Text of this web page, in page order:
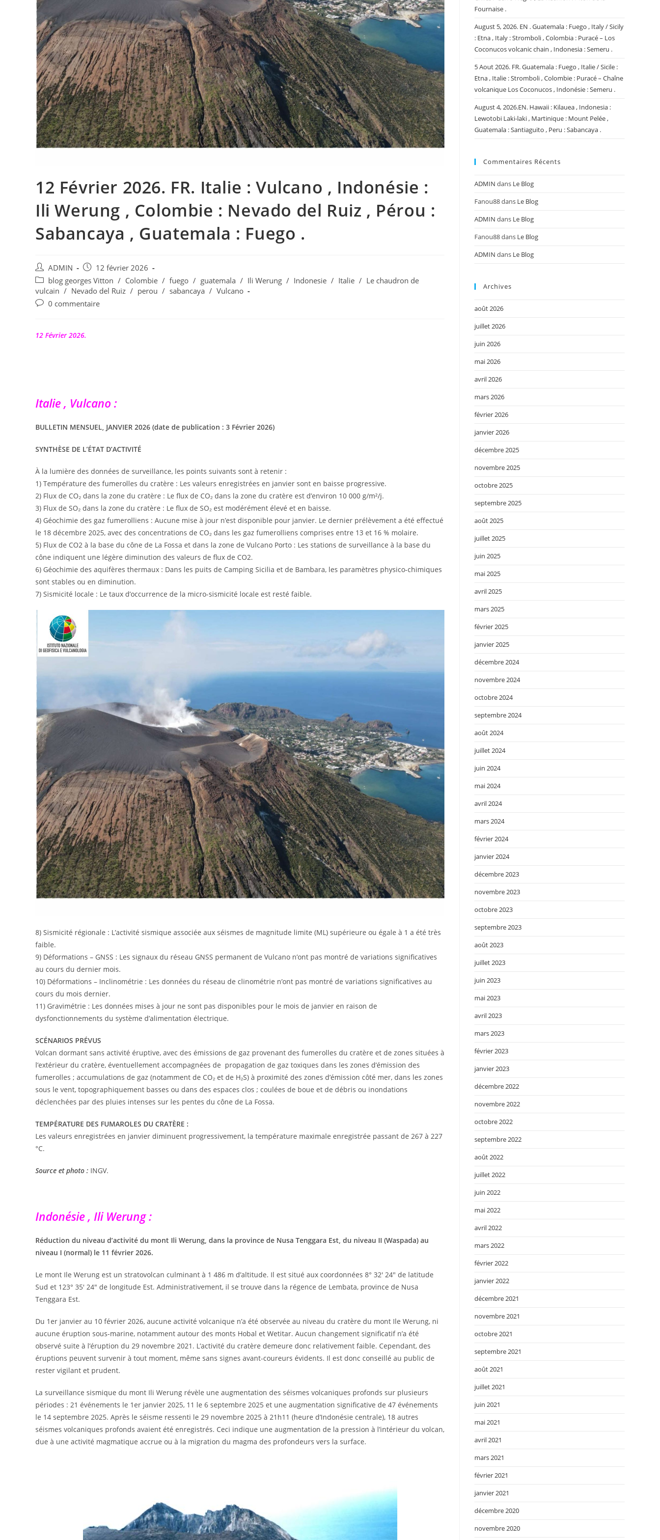
12 Février 2026. FR. Italie : Vulcano , Indonésie :
Ili Werung , Colombie : Nevado del Ruiz , Pérou :
Sabancaya , Guatemala : Fuego .
Auteur/autrice
de
la
publication :
ADMIN
Publication
publiée :
12 février 2026
Post
category:
blog georges Vitton / Colombie / fuego / guatemala / Ili Werung / Indonesie / Italie / Le chaudron de
vulcain / Nevado del Ruiz / perou / sabancaya / Vulcano
Commentaires
publication :
0 commentaire
12 Février 2026.
Italie , Vulcano :
BULLETIN MENSUEL, JANVIER 2026 (date de publication : 3 Février 2026)
SYNTHÈSE DE L’ÉTAT D’ACTIVITÉ
À la lumière des données de surveillance, les points suivants sont à retenir :
1) Température des fumerolles du cratère : Les valeurs enregistrées en janvier sont en baisse progressive.
2) Flux de CO₂ dans la zone du cratère : Le flux de CO₂ dans la zone du cratère est d’environ 10 000 g/m²/j.
3) Flux de SO₂ dans la zone du cratère : Le flux de SO₂ est modérément élevé et en baisse.
4) Géochimie des gaz fumerolliens : Aucune mise à jour n’est disponible pour janvier. Le dernier prélèvement a été effectué
le 18 décembre 2025, avec des concentrations de CO₂ dans les gaz fumerolliens comprises entre 13 et 16 % molaire.
5) Flux de CO2 à la base du cône de La Fossa et dans la zone de Vulcano Porto : Les stations de surveillance à la base du
cône indiquent une légère diminution des valeurs de flux de CO2.
6) Géochimie des aquifères thermaux : Dans les puits de Camping Sicilia et de Bambara, les paramètres physico-chimiques
sont stables ou en diminution.
7) Sismicité locale : Le taux d’occurrence de la micro-sismicité locale est resté faible.
8) Sismicité régionale : L’activité sismique associée aux séismes de magnitude limite (ML) supérieure ou égale à 1 a été très
faible.
9) Déformations – GNSS : Les signaux du réseau GNSS permanent de Vulcano n’ont pas montré de variations significatives
au cours du dernier mois.
10) Déformations – Inclinométrie : Les données du réseau de clinométrie n’ont pas montré de variations significatives au
cours du mois dernier.
11) Gravimétrie : Les données mises à jour ne sont pas disponibles pour le mois de janvier en raison de
dysfonctionnements du système d’alimentation électrique.
SCÉNARIOS PRÉVUS
Volcan dormant sans activité éruptive, avec des émissions de gaz provenant des fumerolles du cratère et de zones situées à
l’extérieur du cratère, éventuellement accompagnées de propagation de gaz toxiques dans les zones d’émission des
fumerolles ; accumulations de gaz (notamment de CO₂ et de H₂S) à proximité des zones d’émission côté mer, dans les zones
sous le vent, topographiquement basses ou dans des espaces clos ; coulées de boue et de débris ou inondations
déclenchées par des pluies intenses sur les pentes du cône de La Fossa.
TEMPÉRATURE DES FUMAROLES DU CRATÈRE :
Les valeurs enregistrées en janvier diminuent progressivement, la température maximale enregistrée passant de 267 à 227
°C.
Source et photo : INGV.
Indonésie , Ili Werung :
Réduction du niveau d’activité du mont Ili Werung, dans la province de Nusa Tenggara Est, du niveau II (Waspada) au
niveau I (normal) le 11 février 2026.
Le mont Ile Werung est un stratovolcan culminant à 1 486 m d’altitude. Il est situé aux coordonnées 8° 32′ 24″ de latitude
Sud et 123° 35′ 24″ de longitude Est. Administrativement, il se trouve dans la régence de Lembata, province de Nusa
Tenggara Est.
Du 1er janvier au 10 février 2026, aucune activité volcanique n’a été observée au niveau du cratère du mont Ile Werung, ni
aucune éruption sous-marine, notamment autour des monts Hobal et Wetitar. Aucun changement significatif n’a été
observé suite à l’éruption du 29 novembre 2021. L’activité du cratère demeure donc relativement faible. Cependant, des
éruptions peuvent survenir à tout moment, même sans signes avant-coureurs évidents. Il est donc conseillé au public de
rester vigilant et prudent.
La surveillance sismique du mont Ili Werung révèle une augmentation des séismes volcaniques profonds sur plusieurs
périodes : 21 événements le 1er janvier 2025, 11 le 6 septembre 2025 et une augmentation significative de 47 événements
le 14 septembre 2025. Après le séisme ressenti le 29 novembre 2025 à 21h11 (heure d’Indonésie centrale), 18 autres
séismes volcaniques profonds avaient été enregistrés. Ceci indique une augmentation de la pression à l’intérieur du volcan,
due à une activité magmatique accrue ou à la migration du magma des profondeurs vers la surface.
Fournaise .
August 5, 2026. EN . Guatemala : Fuego , Italy / Sicily
: Etna , Italy : Stromboli , Colombia : Puracé – Los
Coconucos volcanic chain , Indonesia : Semeru .
5 Aout 2026. FR. Guatemala : Fuego , Italie / Sicile :
Etna , Italie : Stromboli , Colombie : Puracé – Chaîne
volcanique Los Coconucos , Indonésie : Semeru .
August 4, 2026.EN. Hawaii : Kilauea , Indonesia :
Lewotobi Laki-laki , Martinique : Mount Pelée ,
Guatemala : Santiaguito , Peru : Sabancaya .
Commentaires Récents
ADMIN dans Le Blog
Fanou88dans Le Blog
ADMIN dans Le Blog
Fanou88dans Le Blog
ADMIN dans Le Blog
Archives
août 2026
juillet 2026
juin 2026
mai 2026
avril 2026
mars 2026
février 2026
janvier 2026
décembre 2025
novembre 2025
octobre 2025
septembre 2025
août 2025
juillet 2025
juin 2025
mai 2025
avril 2025
mars 2025
février 2025
janvier 2025
décembre 2024
novembre 2024
octobre 2024
septembre 2024
août 2024
juillet 2024
juin 2024
mai 2024
avril 2024
mars 2024
février 2024
janvier 2024
décembre 2023
novembre 2023
octobre 2023
septembre 2023
août 2023
juillet 2023
juin 2023
mai 2023
avril 2023
mars 2023
février 2023
janvier 2023
décembre 2022
novembre 2022
octobre 2022
septembre 2022
août 2022
juillet 2022
juin 2022
mai 2022
avril 2022
mars 2022
février 2022
janvier 2022
décembre 2021
novembre 2021
octobre 2021
septembre 2021
août 2021
juillet 2021
juin 2021
mai 2021
avril 2021
mars 2021
février 2021
janvier 2021
décembre 2020
novembre 2020